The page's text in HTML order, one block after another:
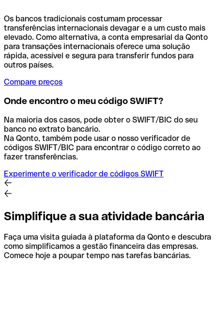
Os bancos tradicionais costumam processar
transferências internacionais devagar e a um custo mais
elevado. Como alternativa, a conta empresarial da Qonto
para transações internacionais oferece uma solução
rápida, acessível e segura para transferir fundos para
outros países.
Compare preços
Onde encontro o meu código SWIFT?
Na maioria dos casos, pode obter o SWIFT/BIC do seu
banco no extrato bancário.
Na Qonto, também pode usar o nosso verificador de
códigos SWIFT/BIC para encontrar o código correto ao
fazer transferências.
Experimente o verificador de códigos SWIFT
Simplifique a sua atividade bancária
Faça uma visita guiada à plataforma da Qonto e descubra
como simplificamos a gestão financeira das empresas.
Comece hoje a poupar tempo nas tarefas bancárias.